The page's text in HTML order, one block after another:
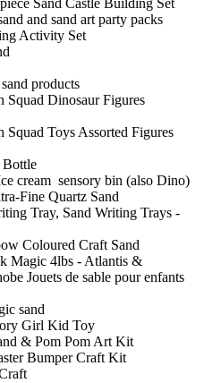
Sand Castle Building Set
and sand art party packs
Activity Set
products
Squad Dinosaur Figures
Squad Toys Assorted Figures
Bottle
cream sensory bin (also Dino)
Fine Quartz Sand
Tray, Sand Writing Trays -
Coloured Craft Sand
Magic 4lbs - Atlantis &
Jouets de sable pour enfants
sand
Girl Kid Toy
& Pom Pom Art Kit
Bumper Craft Kit